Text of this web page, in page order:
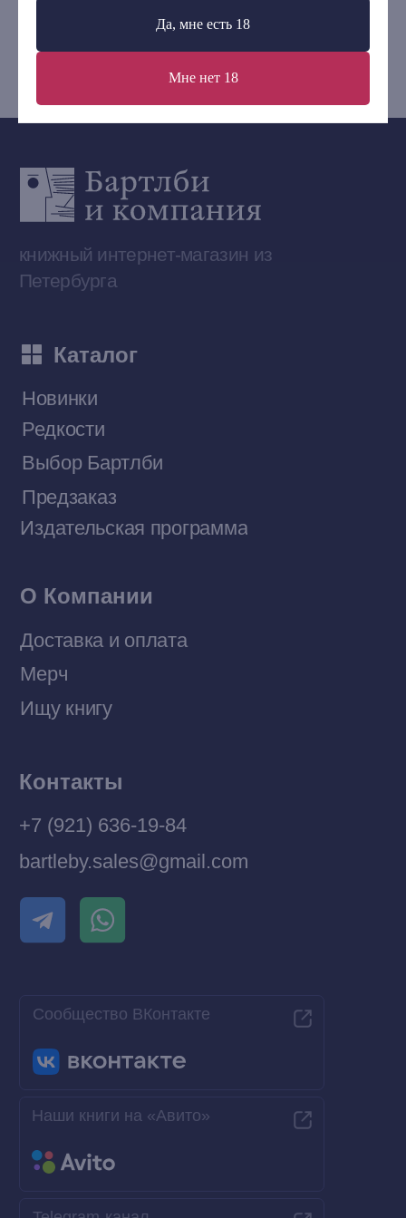
Да, мне есть 18
Мне нет 18
bartleby.sales@gmail.com
Договор оферты
Разработка MÓNT-DESIGN
© 2026 Все права защищены
Приобрести книги на Ozon
Наши книги на «Авито»
Telegram-канал